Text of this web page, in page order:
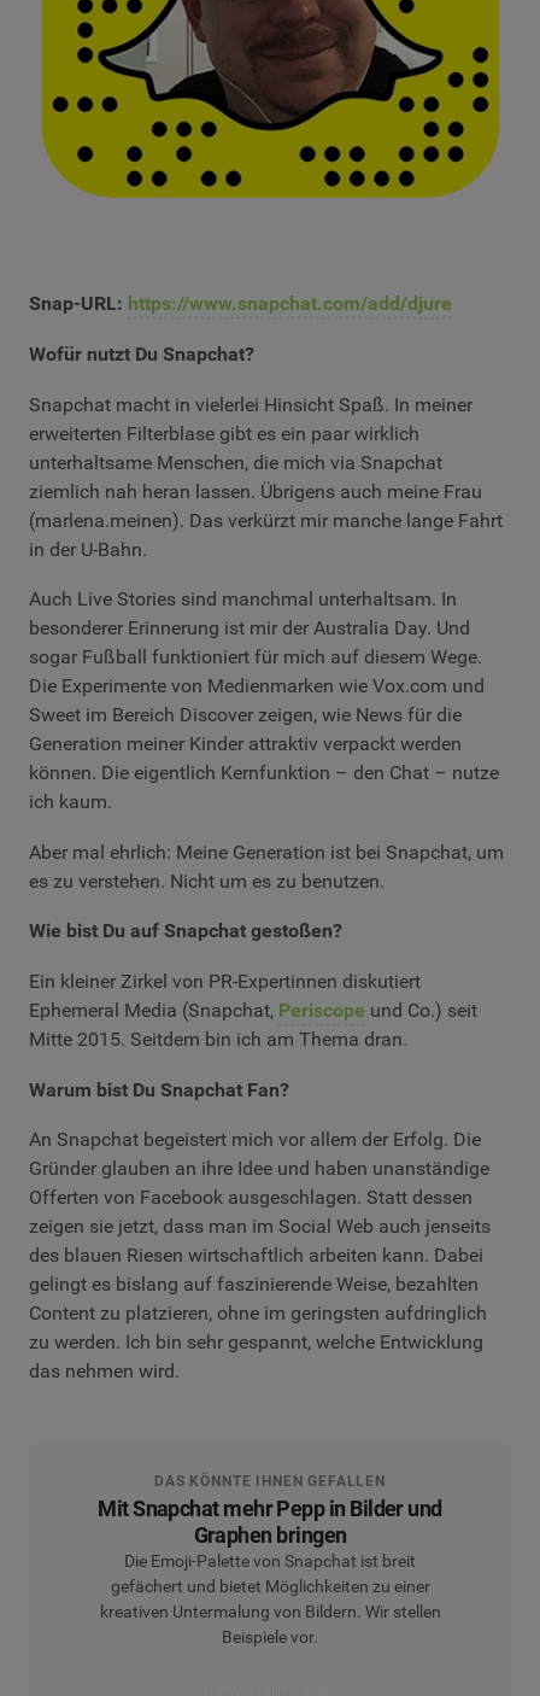
Snap-URL: https://www.snapchat.com/add/djure
Wofür nutzt Du Snapchat?
Snapchat macht in vielerlei Hinsicht Spaß. In meiner
erweiterten Filterblase gibt es ein paar wirklich
unterhaltsame Menschen, die mich via Snapchat
ziemlich nah heran lassen. Übrigens auch meine Frau
(marlena.meinen). Das verkürzt mir manche lange Fahrt
in der U-Bahn.
Auch Live Stories sind manchmal unterhaltsam. In
besonderer Erinnerung ist mir der Australia Day. Und
sogar Fußball funktioniert für mich auf diesem Wege.
Die Experimente von Medienmarken wie Vox.com und
Sweet im Bereich Discover zeigen, wie News für die
Generation meiner Kinder attraktiv verpackt werden
können. Die eigentlich Kernfunktion – den Chat – nutze
ich kaum.
Aber mal ehrlich: Meine Generation ist bei Snapchat, um
es zu verstehen. Nicht um es zu benutzen.
Wie bist Du auf Snapchat gestoßen?
Ein kleiner Zirkel von PR-Expertinnen diskutiert
Ephemeral Media (Snapchat, Periscope und Co.) seit
Mitte 2015. Seitdem bin ich am Thema dran.
Warum bist Du Snapchat Fan?
An Snapchat begeistert mich vor allem der Erfolg. Die
Gründer glauben an ihre Idee und haben unanständige
Offerten von Facebook ausgeschlagen. Statt dessen
zeigen sie jetzt, dass man im Social Web auch jenseits
des blauen Riesen wirtschaftlich arbeiten kann. Dabei
gelingt es bislang auf faszinierende Weise, bezahlten
Content zu platzieren, ohne im geringsten aufdringlich
zu werden. Ich bin sehr gespannt, welche Entwicklung
das nehmen wird.
DAS KÖNNTE IHNEN GEFALLEN
Mit Snapchat mehr Pepp in Bilder und
Graphen bringen
Die Emoji-Palette von Snapchat ist breit
gefächert und bietet Möglichkeiten zu einer
kreativen Untermalung von Bildern. Wir stellen
Beispiele vor.